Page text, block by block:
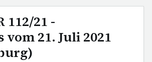
112/21 -
vom 21. Juli 2021